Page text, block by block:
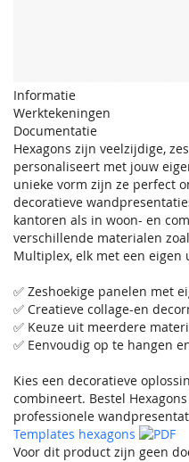
Informatie
Werktekeningen
Documentatie
Hexagons zijn veelzijdige,
personaliseert met jouw
unieke vorm zijn ze perfect
decoratieve
kantoren als in woon- en
verschillende materialen
Multiplex, elk met een eigen
✅ Zeshoekige panelen met
✅ Creatieve collage-en
✅ Keuze uit meerdere
✅ Eenvoudig op te hangen
Kies een decoratieve
combineert. Bestel
professionele
Templates hexagons
Voor dit product zijn geen